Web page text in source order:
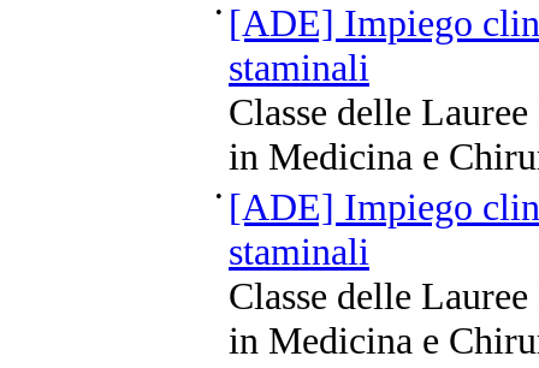
• [ADE] Impiego
staminali
Classe delle
in Medicina e
• [ADE] Impiego
staminali
Classe delle
in Medicina e